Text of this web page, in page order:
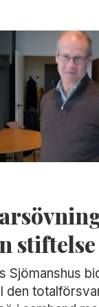
stiftelse
Sjömanshus
den